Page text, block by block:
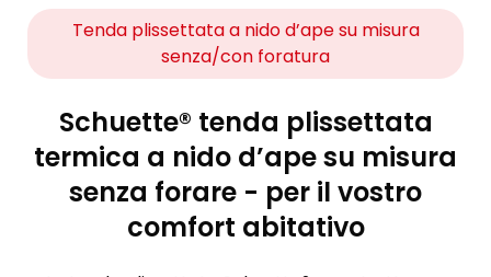
Tenda plissettata a nido d’ape su misura
senza/con foratura
Schuette® tenda plissettata
termica a nido d’ape su misura
senza forare - per il vostro
comfort abitativo